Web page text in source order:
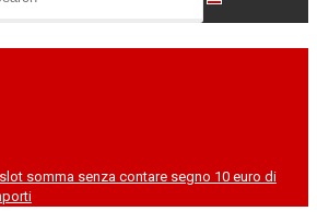
somma senza contare segno 10 euro di